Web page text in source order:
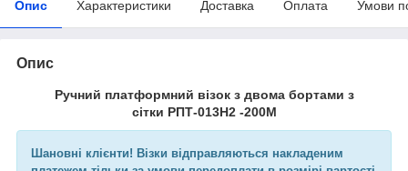
Опис Характеристики Доставка Оплата Умови
Опис
Ручний платформний візок з двома бортами з
сітки РПТ-013Н2 -200М
Шановні клієнти! Візки відправляються накладеним